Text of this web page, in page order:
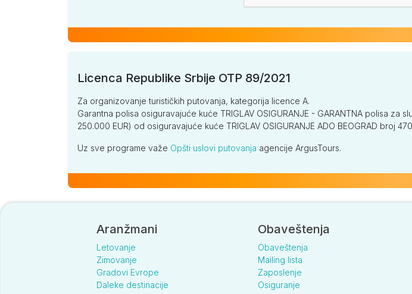
Licenca Republike Srbije OTP 89/2021
Za organizovanje turističkih putovanja, kategorija licence A.
Garantna polisa osiguravajuće kuće TRIGLAV OSIGURANJE - GARANTNA polisa za
250.000 EUR) od osiguravajuće kuće TRIGLAV OSIGURANJE ADO BEOGRAD broj
Uz sve programe važe Opšti uslovi putovanja agencije ArgusTours.
Aranžmani
Letovanje
Zimovanje
Gradovi Evrope
Daleke destinacije
Obaveštenja
Obaveštenja
Mailing lista
Zaposlenje
Osiguranje